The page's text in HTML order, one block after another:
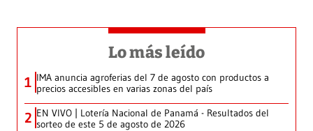
Lo más leído
1 IMA anuncia agroferias del 7 de agosto con productos a
precios accesibles en varias zonas del país
2 EN VIVO | Lotería Nacional de Panamá - Resultados del
sorteo de este 5 de agosto de 2026